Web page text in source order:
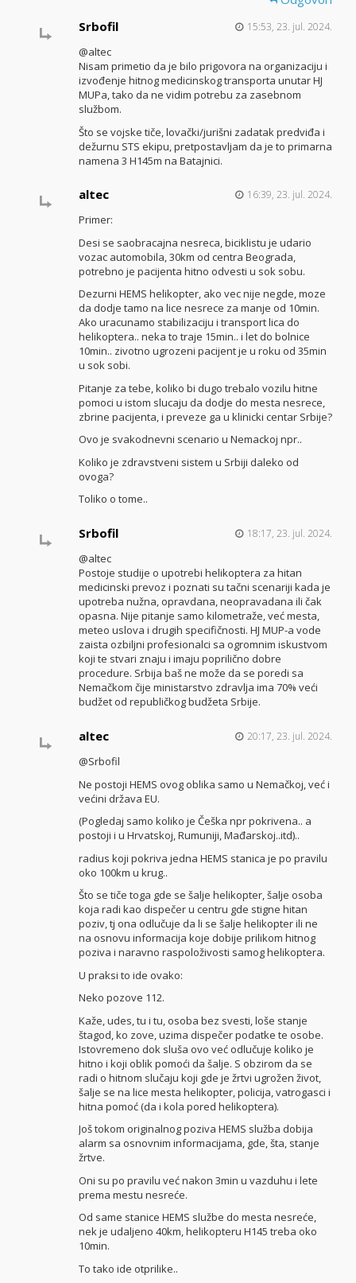
Srbofil
15:53, 23. jul. 2024.
@altec
Nisam primetio da je bilo prigovora na organizaciju i
izvođenje hitnog medicinskog transporta unutar HJ
MUPa, tako da ne vidim potrebu za zasebnom
službom.
Što se vojske tiče, lovački/jurišni zadatak predviđa i
dežurnu STS ekipu, pretpostavljam da je to primarna
namena 3 H145m na Batajnici.
altec 16:39, 23. jul. 2024.
Primer:
Desi se saobracajna nesreca, biciklistu je udario
vozac automobila, 30km od centra Beograda,
potrebno je pacijenta hitno odvesti u sok sobu.
Dezurni HEMS helikopter, ako vec nije negde, moze
da dodje tamo na lice nesrece za manje od 10min.
Ako uracunamo stabilizaciju i transport lica do
helikoptera.. neka to traje 15min.. i let do bolnice
10min.. zivotno ugrozeni pacijent je u roku od 35min
u sok sobi.
Pitanje za tebe, koliko bi dugo trebalo vozilu hitne
pomoci u istom slucaju da dodje do mesta nesrece,
zbrine pacijenta, i preveze ga u klinicki centar Srbije?
Ovo je svakodnevni scenario u Nemackoj npr..
Koliko je zdravstveni sistem u Srbiji daleko od
ovoga?
Toliko o tome..
Srbofil 18:17, 23. jul. 2024.
@altec
Postoje studije o upotrebi helikoptera za hitan
medicinski prevoz i poznati su tačni scenariji kada je
upotreba nužna, opravdana, neopravadana ili čak
opasna. Nije pitanje samo kilometraže, već mesta,
meteo uslova i drugih specifičnosti. HJ MUP-a vode
zaista ozbiljni profesionalci sa ogromnim iskustvom
koji te stvari znaju i imaju poprilično dobre
procedure. Srbija baš ne može da se poredi sa
Nemačkom čije ministarstvo zdravlja ima 70% veći
budžet od republičkog budžeta Srbije.
altec 20:17, 23. jul. 2024.
@Srbofil
Ne postoji HEMS ovog oblika samo u Nemačkoj, već i
većini država EU.
(Pogledaj samo koliko je Češka npr pokrivena.. a
postoji i u Hrvatskoj, Rumuniji, Mađarskoj..itd)..
radius koji pokriva jedna HEMS stanica je po pravilu
oko 100km u krug..
Što se tiče toga gde se šalje helikopter, šalje osoba
koja radi kao dispečer u centru gde stigne hitan
poziv, tj ona odlučuje da li se šalje helikopter ili ne
na osnovu informacija koje dobije prilikom hitnog
poziva i naravno raspoloživosti samog helikoptera.
U praksi to ide ovako:
Neko pozove 112.
Kaže, udes, tu i tu, osoba bez svesti, loše stanje
štagod, ko zove, uzima dispečer podatke te osobe.
Istovremeno dok sluša ovo već odlučuje koliko je
hitno i koji oblik pomoći da šalje. S obzirom da se
radi o hitnom slučaju koji gde je žrtvi ugrožen život,
šalje se na lice mesta helikopter, policija, vatrogasci i
hitna pomoć (da i kola pored helikoptera).
Još tokom originalnog poziva HEMS služba dobija
alarm sa osnovnim informacijama, gde, šta, stanje
žrtve.
Oni su po pravilu već nakon 3min u vazduhu i lete
prema mestu nesreće.
Od same stanice HEMS službe do mesta nesreće,
nek je udaljeno 40km, helikopteru H145 treba oko
10min.
To tako ide otprilike..